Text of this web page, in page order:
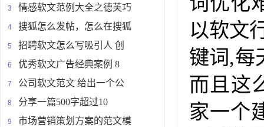
情感软文范例大全之德芙巧
搜狐怎么发帖，怎么在搜狐
招聘软文怎么写吸引人 创
优秀软文广告经典案例 8
公司软文范文 给出一个公
分享一篇500字超过10
市场营销策划方案的范文模
以软文
键词,每
而且这
家一个